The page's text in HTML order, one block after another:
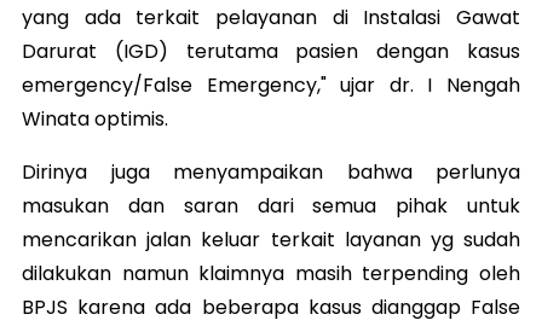
yang ada terkait pelayanan di Instalasi Gawat
Darurat (IGD) terutama pasien dengan kasus
emergency/False Emergency," ujar dr. I Nengah
Winata optimis.
Dirinya juga menyampaikan bahwa perlunya
masukan dan saran dari semua pihak untuk
mencarikan jalan keluar terkait layanan yg sudah
dilakukan namun klaimnya masih terpending oleh
BPJS karena ada beberapa kasus dianggap False